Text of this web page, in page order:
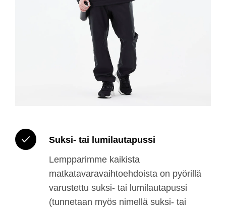
Suksi- tai lumilautapussi
Lempparimme kaikista
matkatavaravaihtoehdoista on pyörillä
varustettu suksi- tai lumilautapussi
(tunnetaan myös nimellä suksi- tai